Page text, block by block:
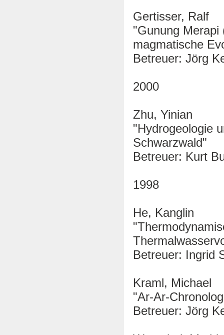
Gertisser, Ralf
"Gunung Merapi
magmatische
Betreuer: Jörg
2000
Zhu, Yinian
"Hydrogeologie
Schwarzwald"
Betreuer: Kurt
1998
He, Kanglin
Betreuer: Ingrid
Kraml, Michael
"Ar-Ar-
Betreuer: Jörg